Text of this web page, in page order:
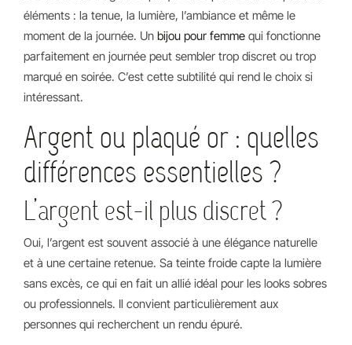
éléments : la tenue, la lumière, l’ambiance et même le
moment de la journée. Un bijou pour femme qui fonctionne
parfaitement en journée peut sembler trop discret ou trop
marqué en soirée. C’est cette subtilité qui rend le choix si
intéressant.
Argent ou plaqué or : quelles
différences essentielles ?
L’argent est-il plus discret ?
Oui, l’argent est souvent associé à une élégance naturelle
et à une certaine retenue. Sa teinte froide capte la lumière
sans excès, ce qui en fait un allié idéal pour les looks sobres
ou professionnels. Il convient particulièrement aux
personnes qui recherchent un rendu épuré.